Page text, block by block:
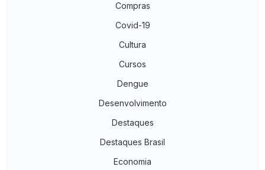
Compras
Covid-19
Cultura
Cursos
Dengue
Desenvolvimento
Destaques
Destaques Brasil
Economia